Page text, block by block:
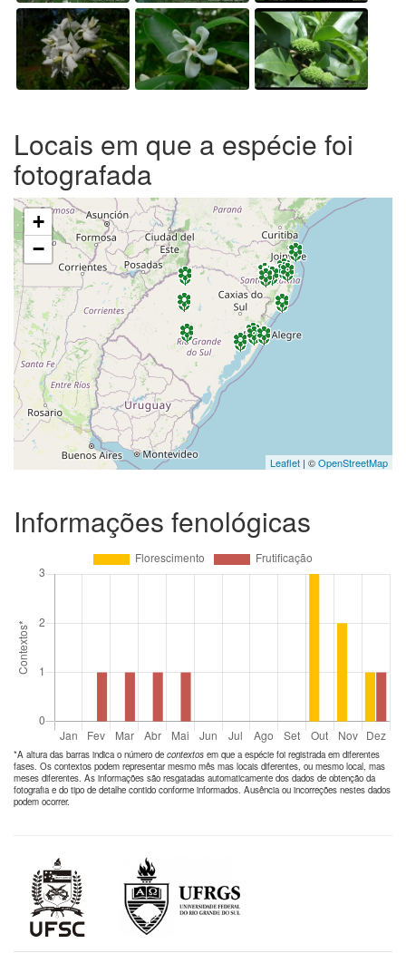
Locais em que a espécie foi
fotografada
+
−
Leaflet | ©OpenStreetMap
Informações fenológicas
*A altura das barras indica o número de contextos em que a espécie foi registrada em diferentes
fases. Os contextos podem representar mesmo mês mas locais diferentes, ou mesmo local, mas
meses diferentes. As informações são resgatadas automaticamente dos dados de obtenção da
fotografia e do tipo de detalhe contido conforme informados. Ausência ou incorreções nestes dados
podem ocorrer.